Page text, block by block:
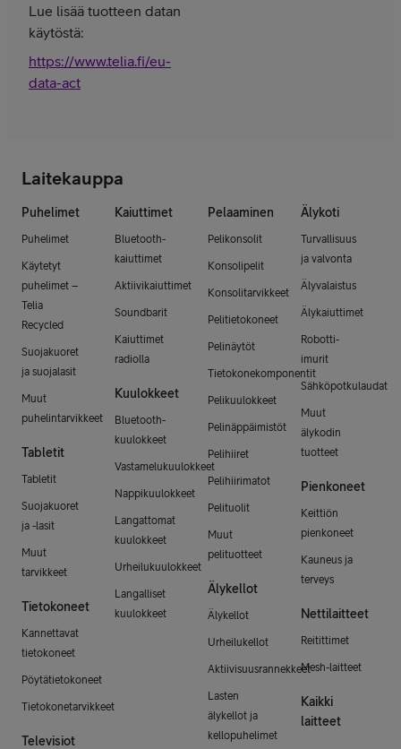
Lue lisää tuotteen datan
käytöstä:
https://www.telia.fi/eu-
data-act
Laitekauppa
Puhelimet
Puhelimet
Käytetyt
puhelimet –
Telia
Recycled
Suojakuoret
ja suojalasit
Muut
puhelintarvikkeet
Tabletit
Tabletit
Suojakuoret
ja -lasit
Muut
tarvikkeet
Tietokoneet
Kannettavat
tietokoneet
Pöytätietokoneet
Tietokonetarvikkeet
Televisiot
Kaiuttimet
Bluetooth-
kaiuttimet
Aktiivikaiuttimet
Soundbarit
Kaiuttimet
radiolla
Kuulokkeet
Bluetooth-
kuulokkeet
Vastamelukuulokkeet
Nappikuulokkeet
Langattomat
kuulokkeet
Urheilukuulokkeet
Langalliset
kuulokkeet
Pelaaminen
Pelikonsolit
Konsolipelit
Konsolitarvikkeet
Pelitietokoneet
Pelinäytöt
Tietokonekomponentit
Pelikuulokkeet
Pelinäppäimistöt
Pelihiiret
Pelihiirimatot
Pelituolit
Muut
pelituotteet
Älykellot
Älykellot
Urheilukellot
Aktiivisuusrannekkeet
Lasten
älykellot ja
kellopuhelimet
Älykoti
Turvallisuus
ja valvonta
Älyvalaistus
Älykaiuttimet
Robotti-
imurit
Sähköpotkulaudat
Muut
älykodin
tuotteet
Pienkoneet
Keittiön
pienkoneet
Kauneus ja
terveys
Nettilaitteet
Reitittimet
Mesh-laitteet
Kaikki
laitteet